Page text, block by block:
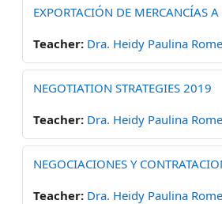
EXPORTACIÓN DE MERCANCÍAS
Teacher: Dra. Heidy Paulina
NEGOTIATION STRATEGIES 2019
Teacher: Dra. Heidy Paulina
NEGOCIACIONES Y
Teacher: Dra. Heidy Paulina